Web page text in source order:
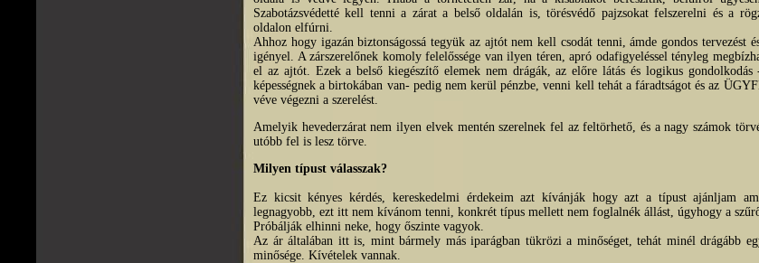
Szabotázsvédetté kell tenni a zárat a belső oldalán is, törésvédő pajzsokat felszerelni és a
oldalon elfúrni.
Ahhoz hogy igazán biztonságossá tegyük az ajtót nem kell csodát tenni, ámde gondos tervezést
igényel. A zárszerelőnek komoly felelőssége van ilyen téren, apró odafigyeléssel tényleg
el az ajtót. Ezek a belső kiegészítő elemek nem drágák, az előre látás és logikus gondolkodás
képességnek a birtokában van- pedig nem kerül pénzbe, venni kell tehát a fáradtságot és az
véve végezni a szerelést.
Amelyik hevederzárat nem ilyen elvek mentén szerelnek fel az feltörhető, és a nagy számok
utóbb fel is lesz törve.
Milyen típust válasszak?
Ez kicsit kényes kérdés, kereskedelmi érdekeim azt kívánják hogy azt a típust ajánljam
legnagyobb, ezt itt nem kívánom tenni, konkrét típus mellett nem foglalnék állást, úgyhogy a
Próbálják elhinni neke, hogy őszinte vagyok.
Az ár általában itt is, mint bármely más iparágban tükrözi a minőséget, tehát minél drágább
minősége. Kívételek vannak.